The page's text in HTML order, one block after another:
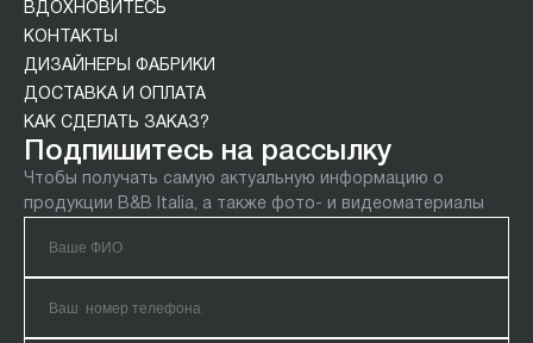
ВДОХНОВИТЕСЬ
КОНТАКТЫ
ДИЗАЙНЕРЫ ФАБРИКИ
ДОСТАВКА И ОПЛАТА
КАК СДЕЛАТЬ ЗАКАЗ?
Подпишитесь на рассылку
Чтобы получать самую актуальную информацию о
продукции B&B Italia, а также фото- и видеоматериалы